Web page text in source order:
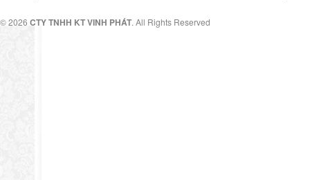
© 2026 CTY TNHH KT VINH PHÁT. All Rights Reserved